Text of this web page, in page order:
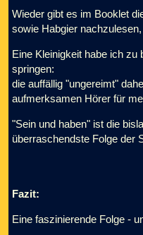
Wieder gibt es im Booklet
sowie Habgier
Eine Kleinigkeit habe ich
springen:
die auffällig "ungereimt"
aufmerksamen Hörer für
"Sein und haben" ist die
überraschendste Folge der
Fazit:
Eine faszinierende Folge -